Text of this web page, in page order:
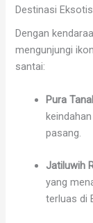
Destinasi
Dengan
mengunjungi
santai:
Pura
pasang.
Jatiluwih
yang
terluas di